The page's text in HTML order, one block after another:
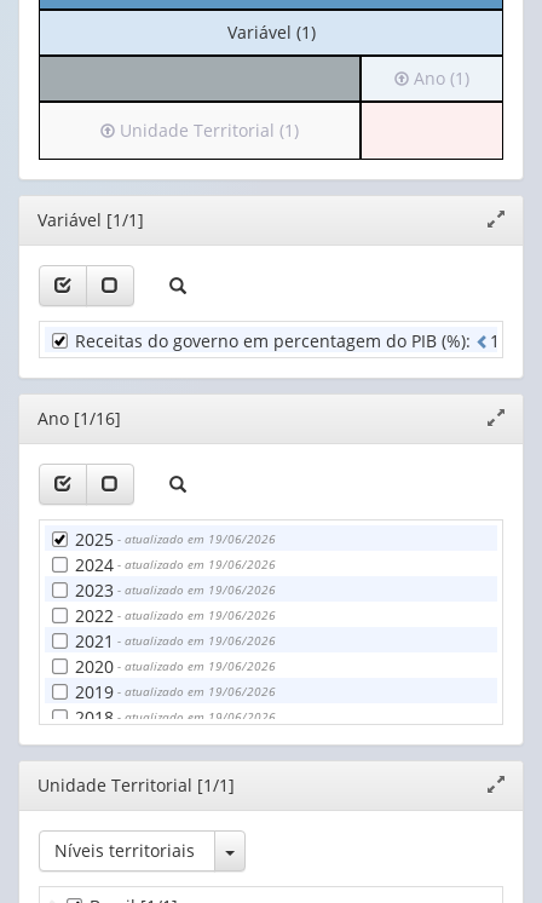
No
cabeçalho:
(1)
Variável (1)
Irá
para
(possui
apenas
valor):
(1)
Ano (1)
Irá
para
o
cabeçalho
(possui
apenas
1
valor):
Unidade
(1)
Unidade Territorial (1)
Editor
janela
Variável [1/1]
Receitas do governo em percentagem do PIB (%): 1
Editor
janela
Ano [1/16]
2025 - atualizado em 19/06/2026
2024 - atualizado em 19/06/2026
2023 - atualizado em 19/06/2026
2022 - atualizado em 19/06/2026
2021 - atualizado em 19/06/2026
2020 - atualizado em 19/06/2026
2019 - atualizado em 19/06/2026
2018 - atualizado em 19/06/2026
2017- atualizado em 19/06/2026
2016
2015 - atualizado em 19/06/2026
2014
2013- atualizado em 19/06/2026
2012- atualizado em 19/06/2026
2011
Editor
janela
Unidade Territorial [1/1]
Níveis territoriais Toggle Dropdown